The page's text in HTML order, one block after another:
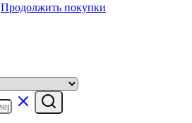
Продолжить покупки